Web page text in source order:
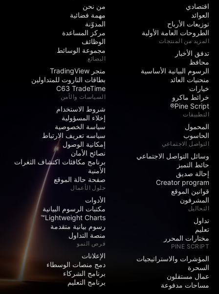
اقتصادي
العوائد
توزيعات الأرباح
الطروحات العامة الأولية
المزيد من المنتجات
تدفق الأخبار
محافظ
الرسوم البيانية الأساسية
منحنيات العائد
خيارات
خرائط ماكرو
Pine Script®
التطبيقات
المحمول
الحاسوب
التواصل الاجتماعي
وسائل التواصل الاجتماعي
حائط التميز
إحالة صديق
Creator program
قوانين الموقع
المشرفون
التحاليل
تداول
تعليم
مختارات المحرر
PINE SCRIPT
المؤشرات والاستراتيجيات
السحرة
عمال مستقلون
مساحات مدفوعة
من نحن
مهمة فضائية
المدوّنة
مركز المساعدة
الوظائف
مجموعة الوسائط
البضائع
متجر TradingView
بطاقات التاروت للمتداولين
C63 TradeTime
السياسات والأمن
شروط الاستخدام
إخلاء المسؤولية
سياسة الخصوصية
سياسه تعريف الارتباط
إمكانية الوصول
نصائح الأمان
برنامج مكافئات اكتشاف الثغرات
الأمنية
صفحة حالة الموقع
حلول الأعمال
الأدوات
مكتبات الرسوم البيانية
Lightweight Charts™
رسوم بيانية متقدمة
منصة التداول
فرص النمو
الإعلانات
دمج منصات الوسطاء
برنامج الشركاء
برنامج التعليم